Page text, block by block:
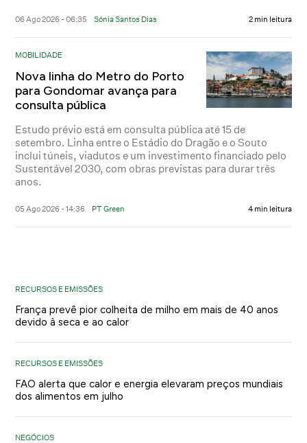
06 Ago 2026 - 06:35 Sónia Santos Dias 2 min leitura
MOBILIDADE
Nova linha do Metro do Porto
para Gondomar avança para
consulta pública
Estudo prévio está em consulta pública até 15 de
setembro. Linha entre o Estádio do Dragão e o Souto
inclui túneis, viadutos e um investimento financiado pelo
Sustentável 2030, com obras previstas para durar três
anos.
05 Ago 2026 - 14:36 PT Green 4 min leitura
RECURSOS E EMISSÕES
França prevê pior colheita de milho em mais de 40 anos
devido à seca e ao calor
RECURSOS E EMISSÕES
FAO alerta que calor e energia elevaram preços mundiais
dos alimentos em julho
NEGÓCIOS